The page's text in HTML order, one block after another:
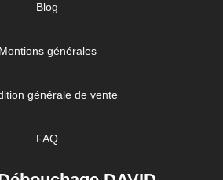
Blog
Montions générales
générale de vente
FAQ